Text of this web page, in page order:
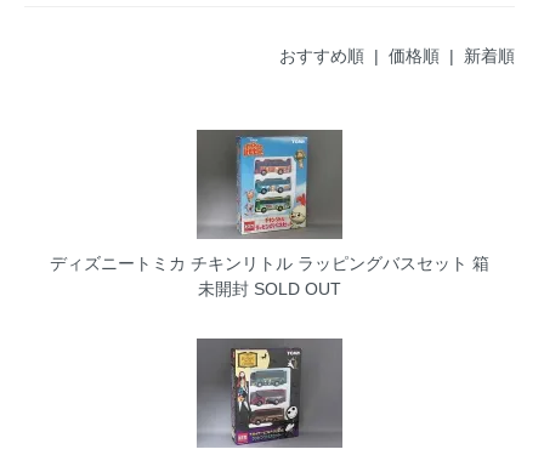
おすすめ順 | 価格順| 新着順
ディズニートミカ チキンリトル ラッピングバスセット 箱
未開封SOLD OUT